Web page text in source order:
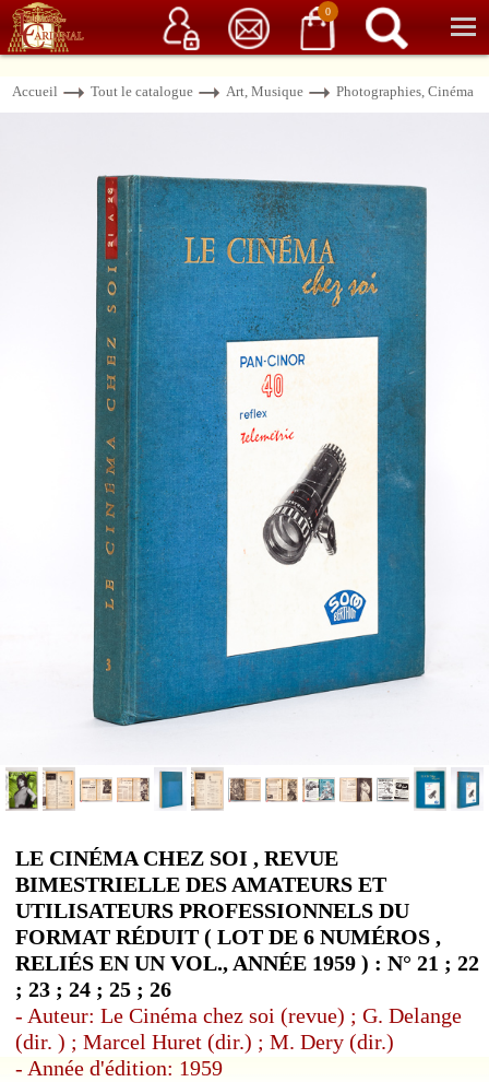
0
Service client 06 15 37 15 37 Librairie de livres anciens & rares
Accueil Tout le catalogue Art, Musique Photographies, Cinéma
LE CINÉMA CHEZ SOI , REVUE
BIMESTRIELLE DES AMATEURS ET
UTILISATEURS PROFESSIONNELS DU
FORMAT RÉDUIT ( LOT DE 6 NUMÉROS ,
RELIÉS EN UN VOL., ANNÉE 1959 ) : N° 21 ; 22
; 23 ; 24 ; 25 ; 26
- Auteur: Le Cinéma chez soi (revue) ; G. Delange
(dir. ) ; Marcel Huret (dir.) ; M. Dery (dir.)
- Année d'édition: 1959